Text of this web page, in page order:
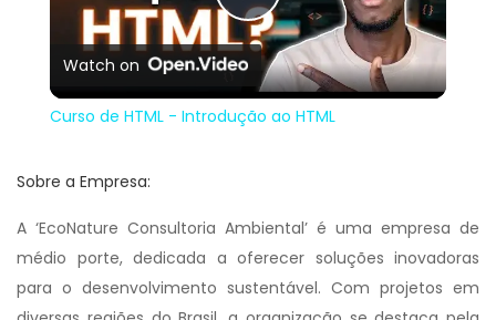
Play
Video
Watch on
Curso de HTML - Introdução ao HTML
Sobre a Empresa:
A ‘EcoNature Consultoria Ambiental’ é uma empresa de
médio porte, dedicada a oferecer soluções inovadoras
para o desenvolvimento sustentável. Com projetos em